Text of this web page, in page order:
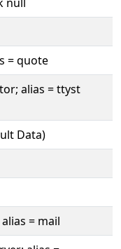
= quote
alias = ttyst
Data)
= mail